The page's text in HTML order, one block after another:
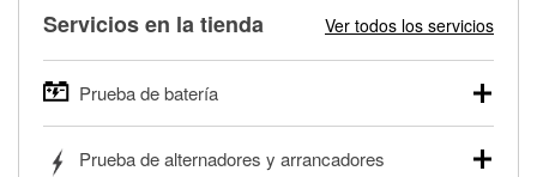
Servicios en la tienda Ver todos los servicios
Prueba de batería
autos, camionetas, SUVs, vehículos comerciales y
Prueba de alternadores y arrancadores